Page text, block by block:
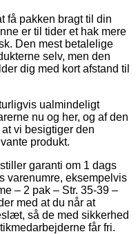
få pakken bragt til din
er til tider et hak mere
Den mest betalelige
selv, men den
dig med kort afstand til
ualmindeligt
nu og her, og af den
vi besigtiger den
produkt.
garanti om 1 dags
varenumre, eksempelvis
– 2 pak – Str. 35-39 –
med at du når at
så de med sikkerhed
får fri.